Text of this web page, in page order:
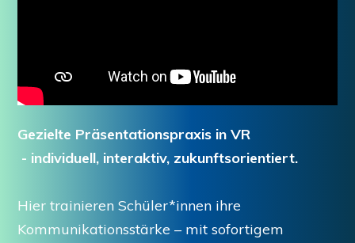
Gezielte Präsentationspraxis in VR
- individuell, interaktiv, zukunftsorientiert.
Hier trainieren Schüler*innen ihre
Kommunikationsstärke – mit sofortigem